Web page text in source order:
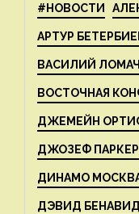
#НОВОСТИ
АРТУР
ВАСИЛИЙ
ВОСТОЧНАЯ
ДЖЕМЕЙН
ДЖОЗЕФ ПАРКЕР
ДИНАМО
ДЭВИД